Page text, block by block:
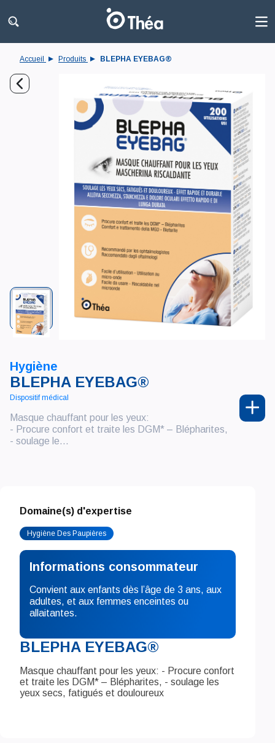
Accueil Produits BLEPHA EYEBAG®
Hygiène
BLEPHA EYEBAG®
Dispositif médical
Masque chauffant pour les yeux:
- Procure confort et traite les DGM* – Blépharites,
- soulage le...
Domaine(s) d'expertise
Hygiène Des Paupières
Informations consommateur
Convient aux enfants dès l’âge de 3 ans, aux
adultes, et aux femmes enceintes ou
allaitantes.
BLEPHA EYEBAG®
Masque chauffant pour les yeux: - Procure confort
et traite les DGM* – Blépharites, - soulage les
yeux secs, fatigués et douloureux